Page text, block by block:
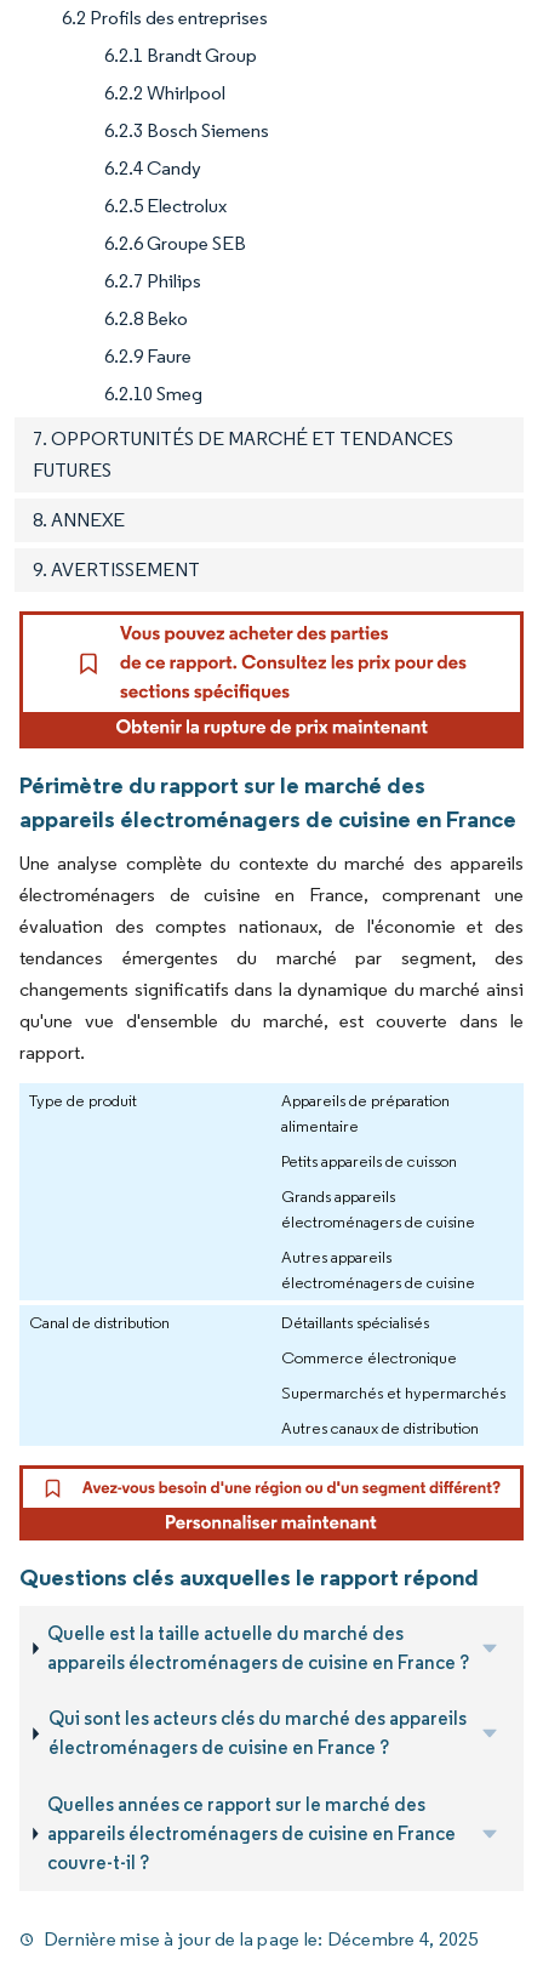
6.2 Profils des entreprises
6.2.1 Brandt Group
6.2.2 Whirlpool
6.2.3 Bosch Siemens
6.2.4 Candy
6.2.5 Electrolux
6.2.6 Groupe SEB
6.2.7 Philips
6.2.8 Beko
6.2.9 Faure
6.2.10 Smeg
7. OPPORTUNITÉS DE MARCHÉ ET TENDANCES
FUTURES
8. ANNEXE
9. AVERTISSEMENT
Périmètre du rapport sur le marché des
appareils électroménagers de cuisine en France
Une analyse complète du contexte du marché des appareils
électroménagers de cuisine en France, comprenant une
évaluation des comptes nationaux, de l'économie et des
tendances émergentes du marché par segment, des
changements significatifs dans la dynamique du marché ainsi
qu'une vue d'ensemble du marché, est couverte dans le
rapport.
Type de produit
Appareils de préparation
alimentaire
Petits appareils de cuisson
Grands appareils
électroménagers de cuisine
Autres appareils
électroménagers de cuisine
Canal de distribution
Détaillants spécialisés
Commerce électronique
Supermarchés et hypermarchés
Autres canaux de distribution
Questions clés auxquelles le rapport répond
Quelle est la taille actuelle du marché des
appareils électroménagers de cuisine en France ?
Qui sont les acteurs clés du marché des appareils
électroménagers de cuisine en France ?
Quelles années ce rapport sur le marché des
appareils électroménagers de cuisine en France
couvre-t-il ?
Dernière mise à jour de la page le: Décembre 4, 2025